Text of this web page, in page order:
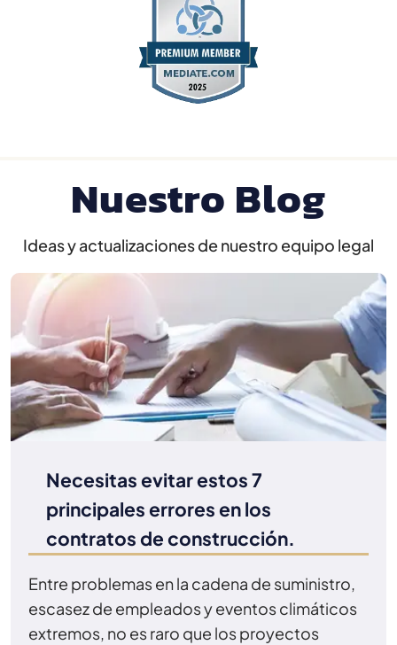
Nuestro Blog
Ideas y actualizaciones de nuestro equipo legal
Necesitas evitar estos 7
principales errores en los
contratos de construcción.
Entre problemas en la cadena de suministro,
escasez de empleados y eventos climáticos
extremos, no es raro que los proyectos